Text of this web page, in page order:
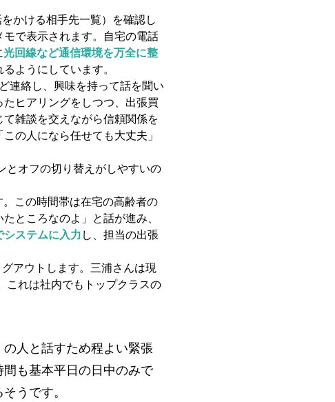
かける相手先一覧）を確認し
で表示されます。自宅の電話
光回線など通信環境を万全に整
ようにしています。
連絡し、興味を持って話を聞い
ヒアリングをしつつ、出張買
雑談を交えながら信頼関係を
の人になら任せても大丈夫」
とオフの切り替えがしやすいの
この時間帯は在宅の高齢者の
ところなのよ」と話が進み、
システムに入力 し、担当の出張
アウトします。三浦さんは現
これは社内でもトップクラスの
人と話すため程よい緊張
も基本平日の日中のみで
うです。